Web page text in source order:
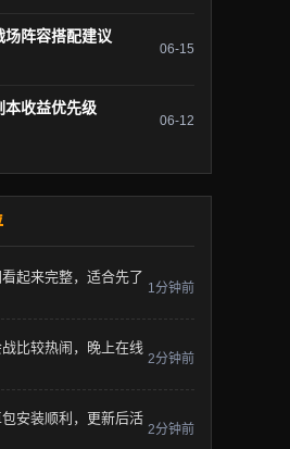
场阵容搭配建议
06-15
本收益优先级
06-12
起来完整，适合先了
1分钟前
比较热闹，晚上在线
2分钟前
安装顺利，更新后活
2分钟前